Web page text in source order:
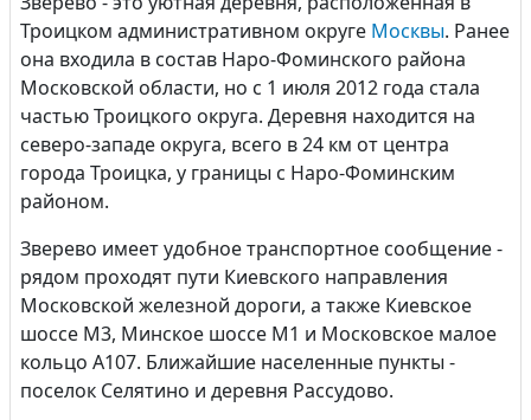
Троицком административном округе Москвы. Ранее
она входила в состав Наро-Фоминского района
Московской области, но с 1 июля 2012 года стала
частью Троицкого округа. Деревня находится на
северо-западе округа, всего в 24 км от центра
города Троицка, у границы с Наро-Фоминским
районом.
Зверево имеет удобное транспортное сообщение -
рядом проходят пути Киевского направления
Московской железной дороги, а также Киевское
шоссе М3, Минское шоссе М1 и Московское малое
кольцо А107. Ближайшие населенные пункты -
поселок Селятино и деревня Рассудово.